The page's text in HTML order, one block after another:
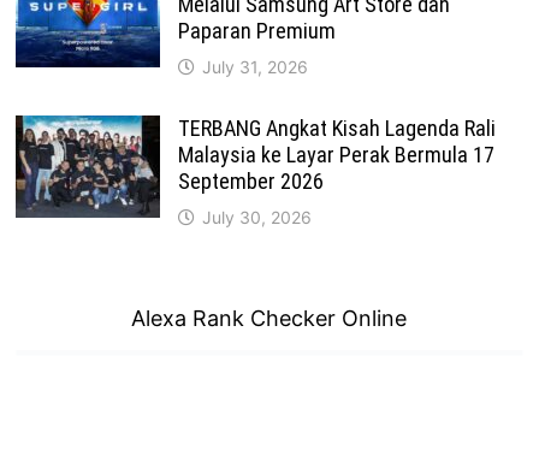
Paparan Premium
July 31, 2026
TERBANG Angkat Kisah Lagenda Rali
Malaysia ke Layar Perak Bermula 17
September 2026
July 30, 2026
Alexa Rank Checker Online